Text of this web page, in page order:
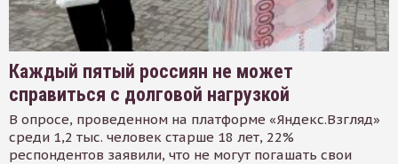
Каждый пятый россиян не может
справиться с долговой нагрузкой
В опросе, проведенном на платформе «Яндекс.Взгляд»
среди 1,2 тыс. человек старше 18 лет, 22%
респондентов заявили, что не могут погашать свои